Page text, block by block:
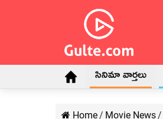
సినిమా వార్తలు
Home/ Movie News/